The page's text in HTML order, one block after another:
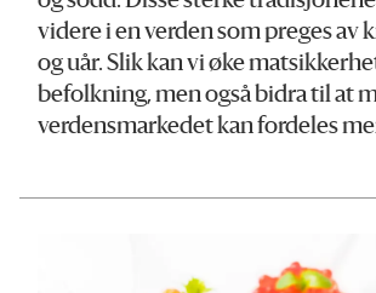
videre i en verden som preges av
og uår. Slik kan vi øke
befolkning, men også bidra til at
verdensmarkedet kan fordeles